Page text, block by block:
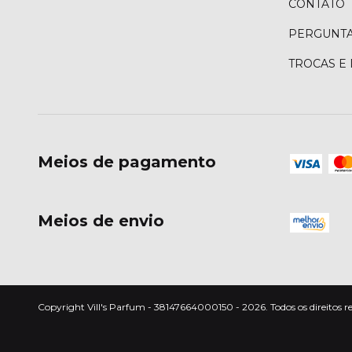
CONTATO
TROCAS E
Meios de pagamento
Meios de envio
Copyright Vill's Parfum - 38147664000150 - 2026. Todos os direitos